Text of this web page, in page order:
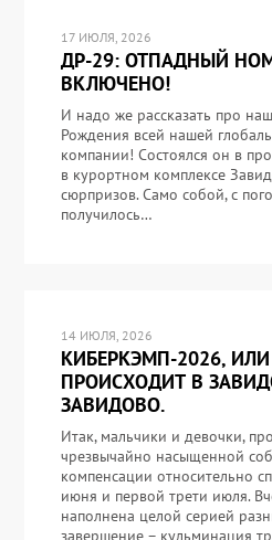
17 ИЮЛЯ, 2026
ДР-29: ОТПАДНЫЙ
ВКЛЮЧЕНО!
И надо же рассказать про
Рождения всей нашей
компании! Состоялся он в
в курортном комплексе
сюрпризов. Само собой, с
получилось…
14 ИЮЛЯ, 2026
КИБЕРКЭМП-2026,
ПРОИСХОДИТ В
ЗАВИДОВО.
Итак, мальчики и девочки,
чрезвычайно насыщенной
компенсации относительно
июня и первой трети июля.
наполнена целой серией
завершение – кульминация